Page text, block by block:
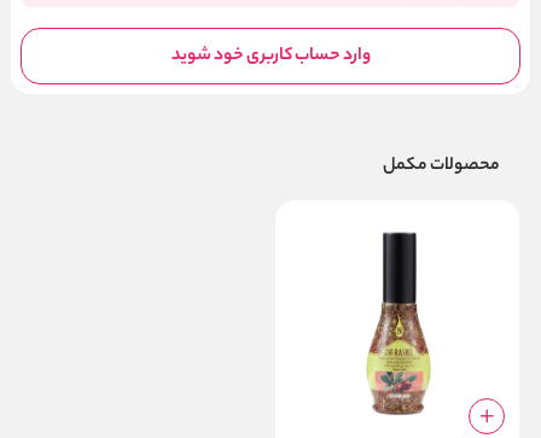
وارد حساب کاربری خود شوید
محصولات مکمل